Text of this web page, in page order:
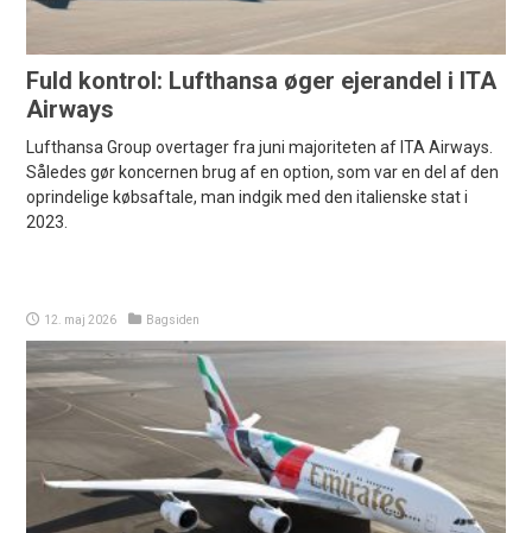
Fuld kontrol: Lufthansa øger ejerandel i ITA
Airways
Lufthansa Group overtager fra juni majoriteten af ITA Airways.
Således gør koncernen brug af en option, som var en del af den
oprindelige købsaftale, man indgik med den italienske stat i
2023.
12. maj 2026 Bagsiden